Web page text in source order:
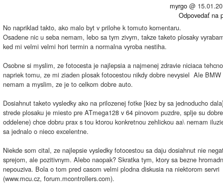
myrgo @
Odpovedať na
No napriklad takto, ako malo byt v prilohe k tomuto komentaru.
Osadene nic u seba nemam, lebo sa tym zivym, takze taketo plosaky
ked mi velmi velmi hori termin a normalna vyroba nestiha.
Osobne si myslim, ze fotocesta je najlepsia a najmenej zdravie niciaca
napriek tomu, ze mi ziaden plosak fotocestou nikdy dobre nevysiel Ale BMW
nemam a myslim, ze je to celkom dobre auto.
Dosiahnut taketo vysledky ako na prilozenej fotke [kiez by sa jednoducho
strede plosaku je miesto pre ATmega128 v 64 pinovom puzdre, splje su dobre
oddelene) chce dobru prax s tou ktorou konkretnou zehlickou aa\ nemam
sa jednalo o nieco excelentne.
Niekde som cital, ze najlepsie vysledky fotocestou sa daju dosiahnut nie
sprejom, ale pozitivnym. Alebo naopak? Skratka tym, ktory sa bezne
nepouziva. Bola o tom pred casom velmi plodna diskusia na niektorom servri
(www.mcu.cz, forum.mcontrollers.com).